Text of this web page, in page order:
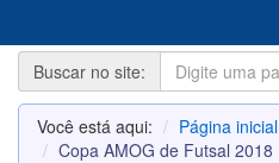
Buscar no site:
Você está aqui: Página inicial
Copa AMOG de Futsal 2018